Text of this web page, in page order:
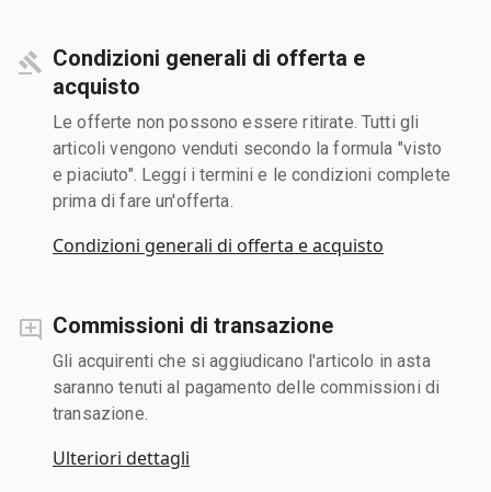
Condizioni generali di offerta e
acquisto
Le offerte non possono essere ritirate. Tutti gli
articoli vengono venduti secondo la formula "visto
e piaciuto". Leggi i termini e le condizioni complete
prima di fare un'offerta.
Condizioni generali di offerta e acquisto
Commissioni di transazione
Gli acquirenti che si aggiudicano l'articolo in asta
saranno tenuti al pagamento delle commissioni di
transazione.
Ulteriori dettagli